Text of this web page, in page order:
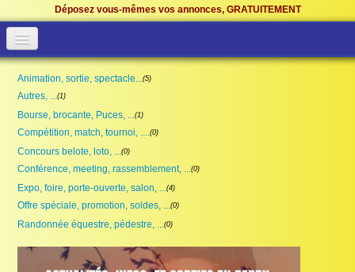
Déposez vous-mêmes vos annonces, GRATUITEMENT
Proposer une annonce
FAQ
Sites à visiter
Partenaires
Recherche
Animation, sortie, spectacle...(5)
Autres, ...(1)
Bourse, brocante, Puces, ...(1)
Compétition, match, tournoi, ....(0)
Concours belote, loto, ...(0)
Conférence, meeting, rassemblement, ...(0)
Expo, foire, porte-ouverte, salon, ...(4)
Offre spéciale, promotion, soldes, ...(0)
Randonnée équestre, pédestre, ...(0)